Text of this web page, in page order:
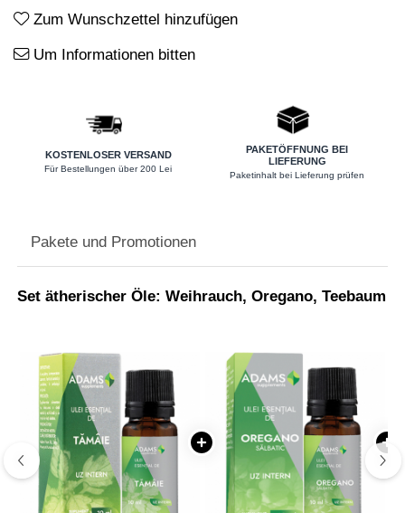
Nieren
Okulare
Schilddrüse
Stress
Verdauung
Wohlbefinden & Langlebigkeit
Zum Wunschzettel hinzufügen
Um Informationen bitten
KOSTENLOSER VERSAND
Für Bestellungen über 200 Lei
PAKETÖFFNUNG BEI
LIEFERUNG
Paketinhalt bei Lieferung prüfen
Pakete und Promotionen
Set ätherischer Öle: Weihrauch, Oregano, Teebaum